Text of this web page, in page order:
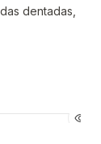
dentadas,